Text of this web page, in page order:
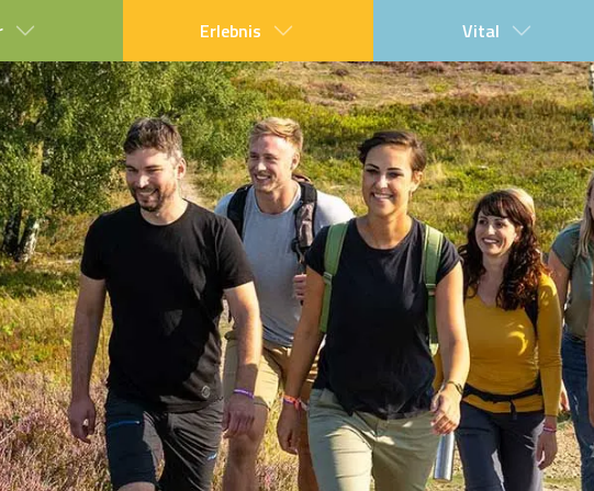
Erlebnis Vital